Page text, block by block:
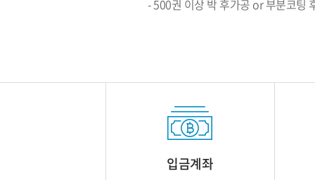
- 500권 이상 박 후가공 or 부분코팅
입금계좌